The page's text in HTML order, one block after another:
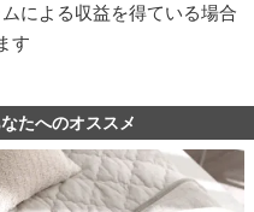
による収益を得ている場合
す
たへのオススメ